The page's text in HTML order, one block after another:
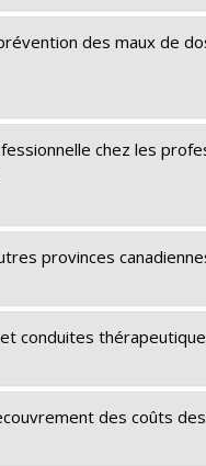
des maux de
chez les
provinces
conduites
des coûts